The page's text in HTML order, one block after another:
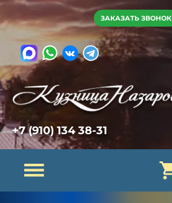
ЗАКАЗАТЬ ЗВОНОК
+7 (910) 134 38-31